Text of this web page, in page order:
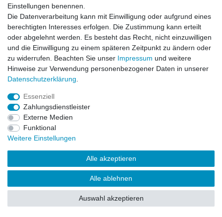
Impressum Daten­schutz­erklärung AGB
Barrierefreiheitserklärung Widerrufs­recht
Vertrag widerrufen
© Copyright 2026 | Alle Rechte vorbehalten.
Einstellungen benennen.
Die Datenverarbeitung kann mit Einwilligung oder aufgrund eines
berechtigten Interesses erfolgen. Die Zustimmung kann erteilt
oder abgelehnt werden. Es besteht das Recht, nicht einzuwilligen
und die Einwilligung zu einem späteren Zeitpunkt zu ändern oder
zu widerrufen. Beachten Sie unser Impressum und weitere
Hinweise zur Verwendung personenbezogener Daten in unserer
Daten­schutz­erklärung
Essenziell
Zahlungsdienstleister
Externe Medien
Funktional
Weitere Einstellungen
Alle akzeptieren
Alle ablehnen
Auswahl akzeptieren